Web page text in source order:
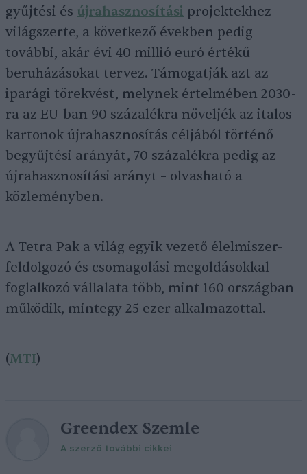
gyűjtési és újrahasznosítási projektekhez
világszerte, a következő években pedig
további, akár évi 40 millió euró értékű
beruházásokat tervez. Támogatják azt az
iparági törekvést, melynek értelmében 2030-
ra az EU-ban 90 százalékra növeljék az italos
kartonok újrahasznosítás céljából történő
begyűjtési arányát, 70 százalékra pedig az
újrahasznosítási arányt – olvasható a
közleményben.
A Tetra Pak a világ egyik vezető élelmiszer-
feldolgozó és csomagolási megoldásokkal
foglalkozó vállalata több, mint 160 országban
működik, mintegy 25 ezer alkalmazottal.
(MTI)
Greendex Szemle
A szerző további cikkei